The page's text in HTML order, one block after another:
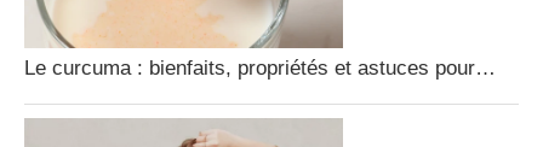
Le curcuma : bienfaits, propriétés et astuces pour…